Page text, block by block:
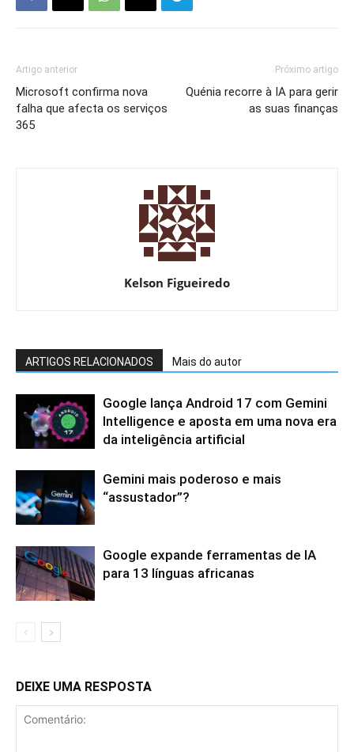
Artigo anterior
Microsoft confirma nova
falha que afecta os serviços
365
Próximo artigo
Quénia recorre à IA para gerir
as suas finanças
Kelson Figueiredo
ARTIGOS RELACIONADOS Mais do autor
Google lança Android 17 com Gemini
Intelligence e aposta em uma nova era
da inteligência artificial
Gemini mais poderoso e mais
“assustador”?
Google expande ferramentas de IA
para 13 línguas africanas
DEIXE UMA RESPOSTA